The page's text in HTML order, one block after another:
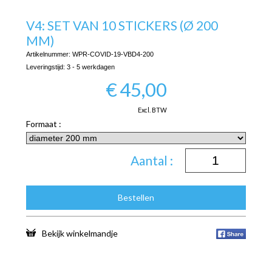
V4: SET VAN 10 STICKERS (Ø 200
MM)
Artikelnummer: WPR-COVID-19-VBD4-200
Leveringstijd: 3 - 5 werkdagen
€45,00
Excl. BTW
Formaat :
Aantal :
Bestellen
Bekijk winkelmandje